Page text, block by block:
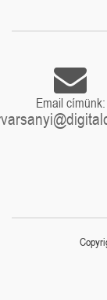
Email címünk: